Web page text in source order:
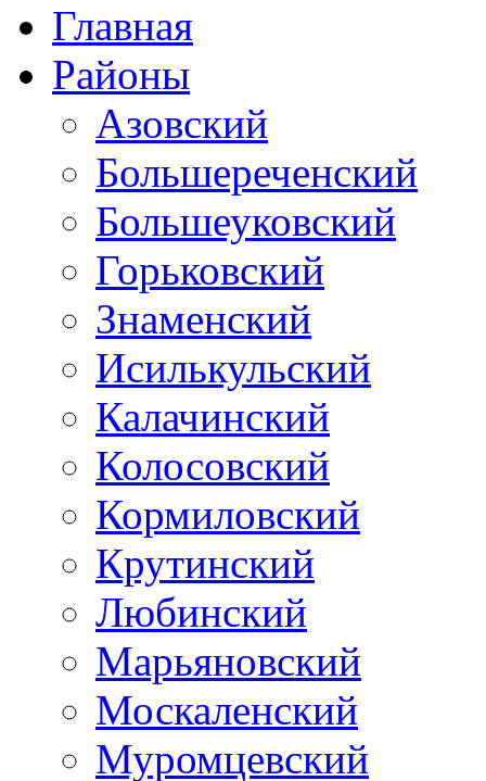
Главная
Районы
Азовский
Большереченский
Большеуковский
Горьковский
Знаменский
Исилькульский
Калачинский
Колосовский
Кормиловский
Крутинский
Любинский
Марьяновский
Москаленский
Муромцевский